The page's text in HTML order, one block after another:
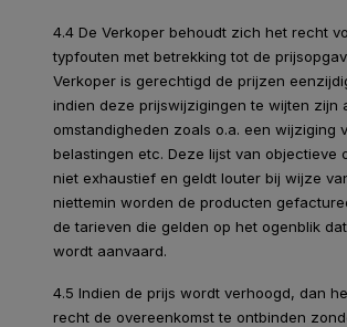
4.4 De Verkoper behoudt zich het recht
typfouten met betrekking tot de
Verkoper is gerechtigd de prijzen
indien deze prijswijzigingen te wijten zijn
omstandigheden zoals o.a. een wijziging
belastingen etc. Deze lijst van objectieve
niet exhaustief en geldt louter bij wijze
niettemin worden de producten
de tarieven die gelden op het ogenblik
wordt aanvaard.
4.5 Indien de prijs wordt verhoogd, dan
recht de overeenkomst te ontbinden